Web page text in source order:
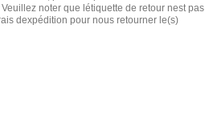
noter que létiquette de retour nest pas
dexpédition pour nous retourner le(s)